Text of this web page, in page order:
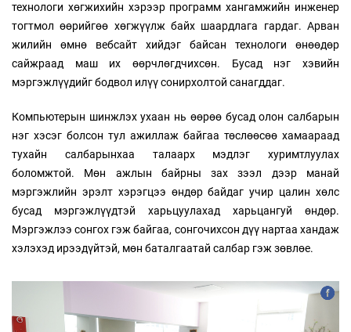
технологи хөгжихийн хэрээр программ хангамжийн инженер
тогтмол өөрийгөө хөгжүүлж байх шаардлага гардаг. Арван
жилийн өмнө вебсайт хийдэг байсан технологи өнөөдөр
сайжраад маш их өөрчлөгдчихсөн. Бусад нэг хэвийн
мэргэжлүүдийг бодвол илүү сонирхолтой санагддаг.
Компьютерын шинжлэх ухаан нь өөрөө бусад олон салбарын
нэг хэсэг болсон тул ажиллаж байгаа төслөөсөө хамаараад
тухайн салбарынхаа талаарх мэдлэг хуримтлуулах
боломжтой. Мөн ажлын байрны зах зээл дээр манай
мэргэжлийн эрэлт хэрэгцээ өндөр байдаг учир цалин хөлс
бусад мэргэжлүүдтэй харьцуулахад харьцангуй өндөр.
Мэргэжлээ сонгох гэж байгаа, сонгочихсон дүү нартаа хандаж
хэлэхэд ирээдүйтэй, мөн баталгаатай салбар гэж зөвлөе.